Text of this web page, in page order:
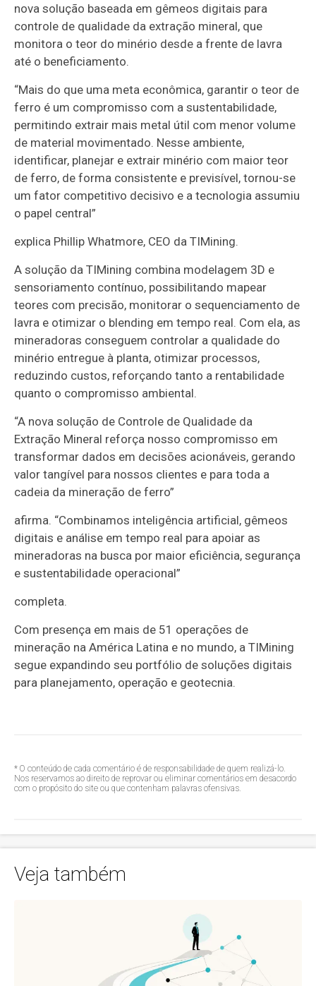
nova solução baseada em gêmeos digitais para
controle de qualidade da extração mineral, que
monitora o teor do minério desde a frente de lavra
até o beneficiamento.
“Mais do que uma meta econômica, garantir o teor de
ferro é um compromisso com a sustentabilidade,
permitindo extrair mais metal útil com menor volume
de material movimentado. Nesse ambiente,
identificar, planejar e extrair minério com maior teor
de ferro, de forma consistente e previsível, tornou-se
um fator competitivo decisivo e a tecnologia assumiu
o papel central”
explica Phillip Whatmore, CEO da TIMining.
A solução da TIMining combina modelagem 3D e
sensoriamento contínuo, possibilitando mapear
teores com precisão, monitorar o sequenciamento de
lavra e otimizar o blending em tempo real. Com ela, as
mineradoras conseguem controlar a qualidade do
minério entregue à planta, otimizar processos,
reduzindo custos, reforçando tanto a rentabilidade
quanto o compromisso ambiental.
“A nova solução de Controle de Qualidade da
Extração Mineral reforça nosso compromisso em
transformar dados em decisões acionáveis, gerando
valor tangível para nossos clientes e para toda a
cadeia da mineração de ferro”
afirma. “Combinamos inteligência artificial, gêmeos
digitais e análise em tempo real para apoiar as
mineradoras na busca por maior eficiência, segurança
e sustentabilidade operacional”
completa.
Com presença em mais de 51 operações de
mineração na América Latina e no mundo, a TIMining
segue expandindo seu portfólio de soluções digitais
para planejamento, operação e geotecnia.
* O conteúdo de cada comentário é de responsabilidade de quem realizá-lo.
Nos reservamos ao direito de reprovar ou eliminar comentários em desacordo
com o propósito do site ou que contenham palavras ofensivas.
Veja também